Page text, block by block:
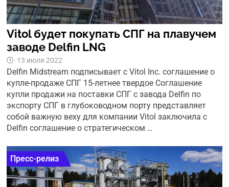
Vitol будет покупать СПГ на плавучем
заводе Delfin LNG
13 июля 2022
Delfin Midstream подписывает с Vitol Inc. соглашение о
купле-продаже СПГ 15-летнее твердое Соглашение
купли продажи на поставки СПГ с завода Delfin по
экспорту СПГ в глубоководном порту представляет
собой важную веху для компании Vitol заключила с
Delfin соглашение о стратегическом …
Пресс-релиз